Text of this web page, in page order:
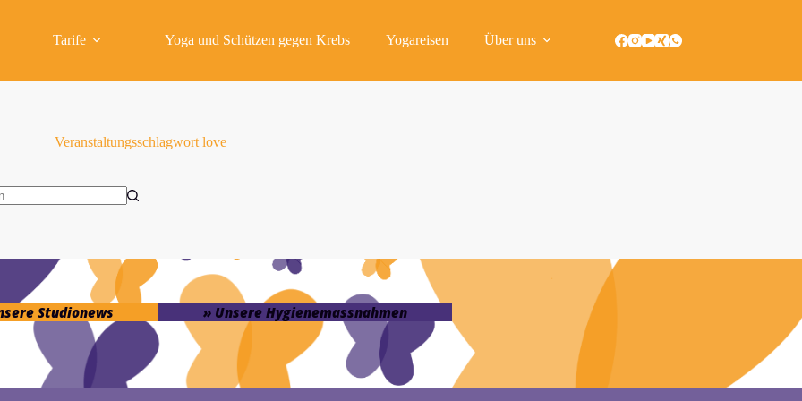
Tarife Yoga und Schützen gegen Krebs Yogareisen Über uns
Veranstaltungsschlagwortlove
Studionews » Unsere Hygienemassnahmen